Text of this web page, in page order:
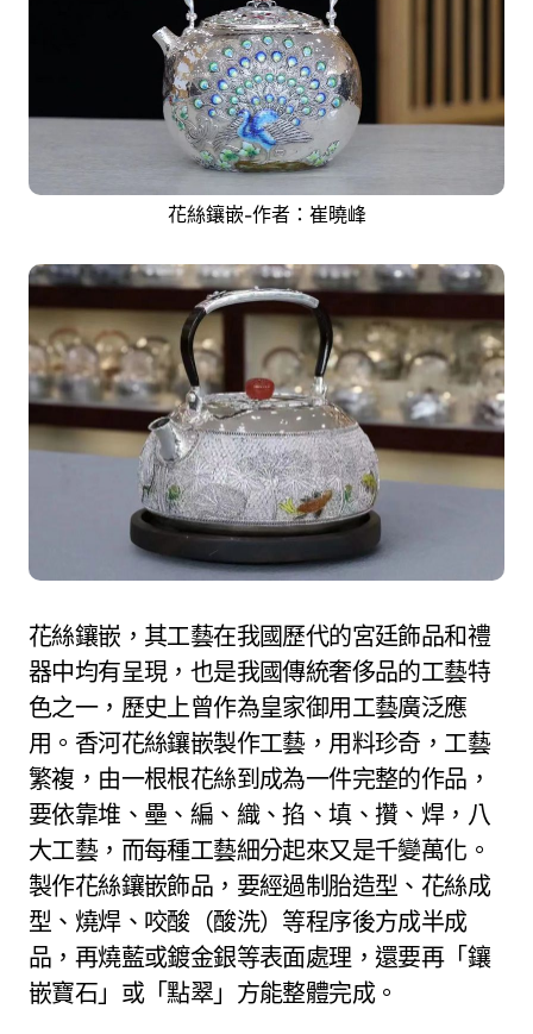
花絲鑲嵌-作者：崔曉峰
花絲鑲嵌，其工藝在我國歷代的宮廷飾品和禮
器中均有呈現，也是我國傳統奢侈品的工藝特
色之一，歷史上曾作為皇家御用工藝廣泛應
用。香河花絲鑲嵌製作工藝，用料珍奇，工藝
繁複，由一根根花絲到成為一件完整的作品，
要依靠堆、壘、編、織、掐、填、攢、焊，八
大工藝，而每種工藝細分起來又是千變萬化。
製作花絲鑲嵌飾品，要經過制胎造型、花絲成
型、燒焊、咬酸（酸洗）等程序後方成半成
品，再燒藍或鍍金銀等表面處理，還要再「鑲
嵌寶石」或「點翠」方能整體完成。